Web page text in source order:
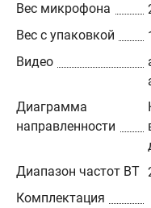
Вес микрофона
Вес с упаковкой
Видео
Диаграмма
направленности
Диапазон частот BT
Комплектация